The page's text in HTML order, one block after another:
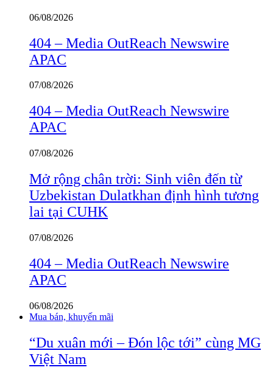
06/08/2026
404 – Media OutReach Newswire
APAC
07/08/2026
404 – Media OutReach Newswire
APAC
07/08/2026
Mở rộng chân trời: Sinh viên đến từ
Uzbekistan Dulatkhan định hình tương
lai tại CUHK
07/08/2026
404 – Media OutReach Newswire
APAC
06/08/2026
Mua bán, khuyến mãi
“Du xuân mới – Đón lộc tới” cùng MG
Việt Nam